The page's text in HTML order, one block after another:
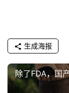
l
s
h
生成海报
除了FDA，国